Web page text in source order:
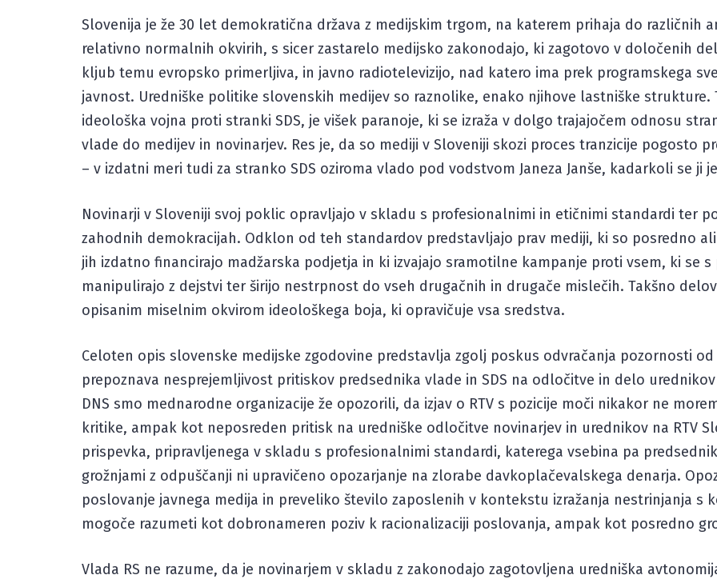
Slovenija je že 30 let demokratična država z medijskim trgom, na katerem prihaja do različnih
relativno normalnih okvirih, s sicer zastarelo medijsko zakonodajo, ki zagotovo v določenih
kljub temu evropsko primerljiva, in javno radiotelevizijo, nad katero ima prek programskega
javnost. Uredniške politike slovenskih medijev so raznolike, enako njihove lastniške strukture.
ideološka vojna proti stranki SDS, je višek paranoje, ki se izraža v dolgo trajajočem odnosu
vlade do medijev in novinarjev. Res je, da so mediji v Sloveniji skozi proces tranzicije pogosto
– v izdatni meri tudi za stranko SDS oziroma vlado pod vodstvom Janeza Janše, kadarkoli se ji
Novinarji v Sloveniji svoj poklic opravljajo v skladu s profesionalnimi in etičnimi standardi ter
zahodnih demokracijah. Odklon od teh standardov predstavljajo prav mediji, ki so posredno
jih izdatno financirajo madžarska podjetja in ki izvajajo sramotilne kampanje proti vsem, ki se
manipulirajo z dejstvi ter širijo nestrpnost do vseh drugačnih in drugače mislečih. Takšno
opisanim miselnim okvirom ideološkega boja, ki opravičuje vsa sredstva.
Celoten opis slovenske medijske zgodovine predstavlja zgolj poskus odvračanja pozornosti
prepoznava nesprejemljivost pritiskov predsednika vlade in SDS na odločitve in delo urednikov
DNS smo mednarodne organizacije že opozorili, da izjav o RTV s pozicije moči nikakor ne
kritike, ampak kot neposreden pritisk na uredniške odločitve novinarjev in urednikov na RTV
prispevka, pripravljenega v skladu s profesionalnimi standardi, katerega vsebina pa
grožnjami z odpuščanji ni upravičeno opozarjanje na zlorabe davkoplačevalskega denarja.
poslovanje javnega medija in preveliko število zaposlenih v kontekstu izražanja nestrinjanja s
mogoče razumeti kot dobronameren poziv k racionalizaciji poslovanja, ampak kot posredno
Vlada RS ne razume, da je novinarjem v skladu z zakonodajo zagotovljena uredniška